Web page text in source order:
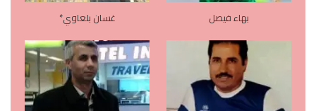
بهاء فيصل غسان بلعاوي*